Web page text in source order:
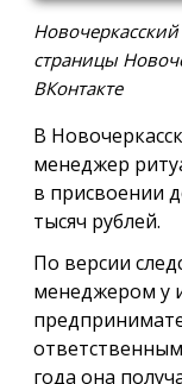
страницы
ВКонтакте
В
менеджер
в присвоении
тысяч рублей.
По версии
менеджером у
года она